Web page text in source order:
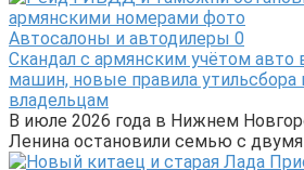
Автосалоны и автодилеры 0
Скандал с армянским учётом авто
машин, новые правила утильсбора
владельцам
В июле 2026 года в Нижнем
Ленина остановили семью с двумя